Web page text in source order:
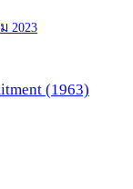
2023